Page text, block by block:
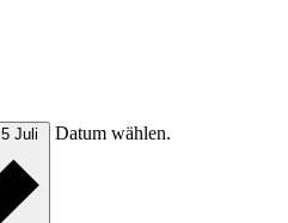
5 Juli Datum wählen.